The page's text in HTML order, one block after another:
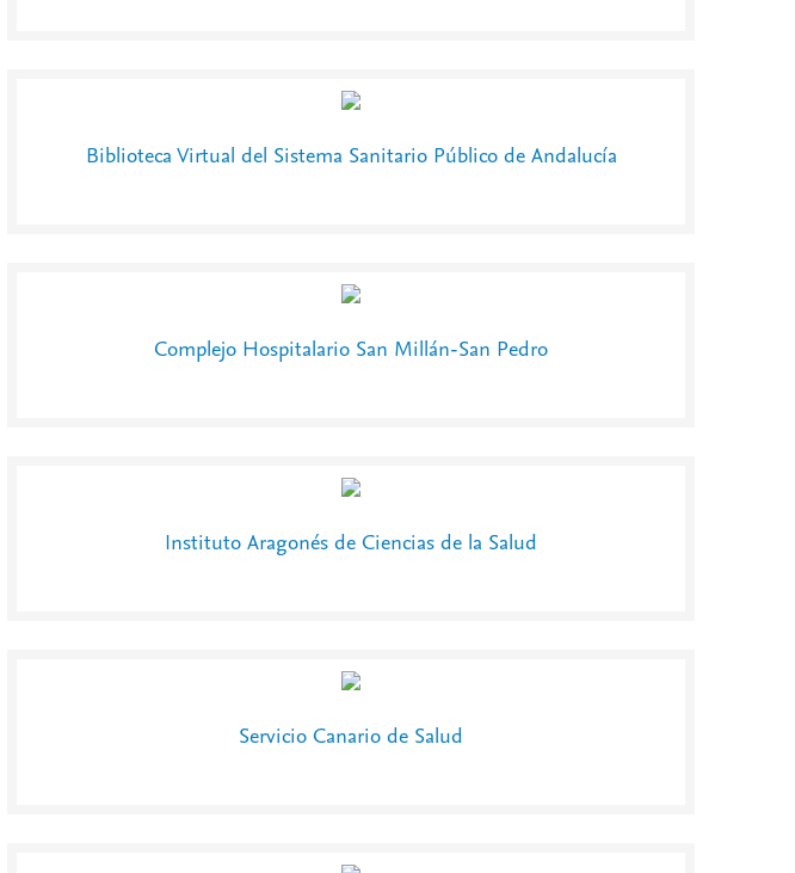
Biblioteca Virtual del Sistema Sanitario Público de Andalucía
Complejo Hospitalario San Millán-San Pedro
Instituto Aragonés de Ciencias de la Salud
Servicio Canario de Salud